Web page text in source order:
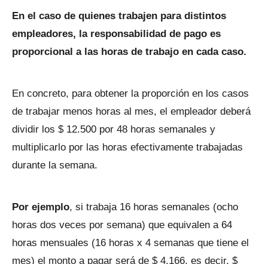
En el caso de quienes trabajen para distintos
empleadores, la responsabilidad de pago es
proporcional a las horas de trabajo en cada caso.
En concreto, para obtener la proporción en los casos
de trabajar menos horas al mes, el empleador deberá
dividir los $ 12.500 por 48 horas semanales y
multiplicarlo por las horas efectivamente trabajadas
durante la semana.
Por ejemplo, si trabaja 16 horas semanales (ocho
horas dos veces por semana) que equivalen a 64
horas mensuales (16 horas x 4 semanas que tiene el
mes) el monto a pagar será de $ 4.166, es decir, $